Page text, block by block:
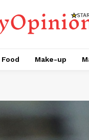
Food Make-up